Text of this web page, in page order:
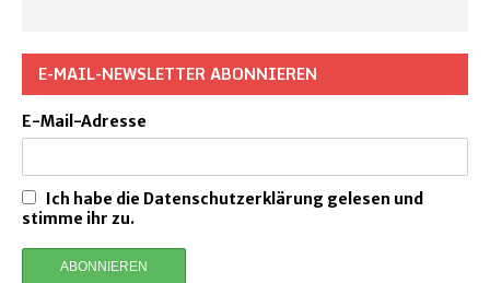
E-MAIL-NEWSLETTER ABONNIEREN
E-Mail-Adresse
Ich habe die Datenschutzerklärung gelesen und
stimme ihr zu.